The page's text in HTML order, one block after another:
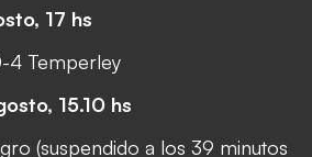
17 hs
4 Temperley
15.10 hs
(suspendido a los 39 minutos